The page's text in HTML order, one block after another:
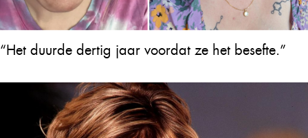
“Het duurde dertig jaar voordat ze het besefte.”